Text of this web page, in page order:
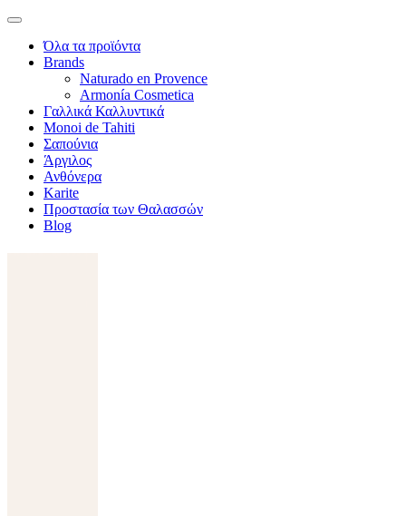
Όλα τα προϊόντα
Brands
Naturado en Provence
Armonía Cosmetica
Γαλλικά Καλλυντικά
Monoi de Tahiti
Σαπούνια
Άργιλος
Ανθόνερα
Karite
Προστασία των Θαλασσών
Blog